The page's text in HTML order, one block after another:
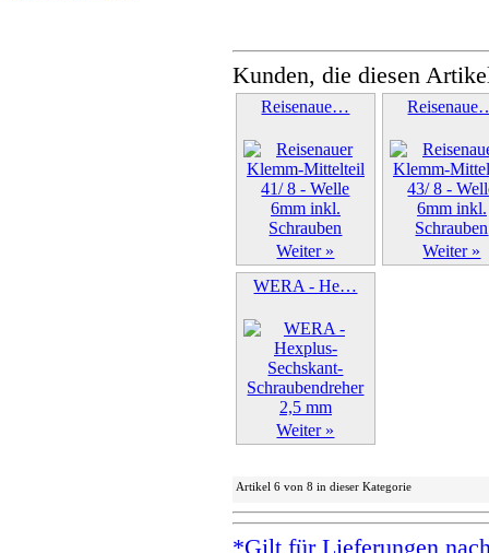
Kunden, die diesen
Reisenaue…
Weiter »
Weiter »
WERA - He…
Weiter »
Artikel 6 von 8 in dieser Kategorie
*Gilt für Lieferungen